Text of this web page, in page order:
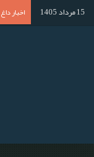
15 مرداد 1405 اخبار داغ